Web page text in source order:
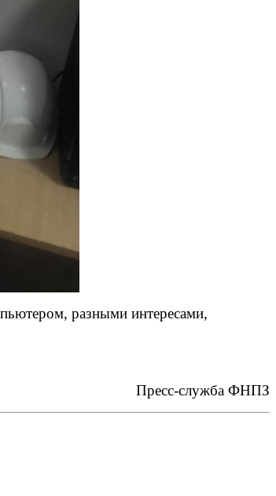
разными интересами,
ФНПЗ